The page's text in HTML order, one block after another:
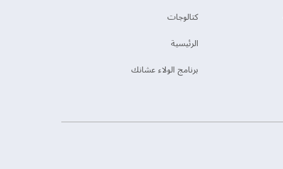
‫كتالوجات‬
الرئيسية
برنامج الولاء عشانك